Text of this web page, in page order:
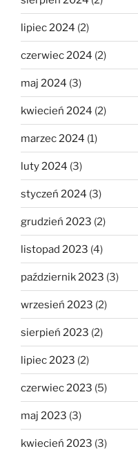
lipiec 2024 (2)
czerwiec 2024 (2)
maj 2024 (3)
kwiecień 2024 (2)
marzec 2024 (1)
luty 2024 (3)
styczeń 2024 (3)
grudzień 2023 (2)
listopad 2023 (4)
październik 2023 (3)
wrzesień 2023 (2)
sierpień 2023 (2)
lipiec 2023 (2)
czerwiec 2023 (5)
maj 2023 (3)
kwiecień 2023 (3)